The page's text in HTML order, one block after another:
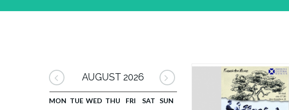
AUGUST 2026
MON TUE WED THU FRI SAT SUN